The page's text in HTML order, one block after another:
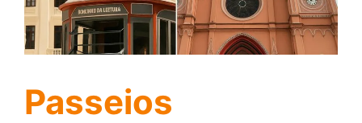
Passeios